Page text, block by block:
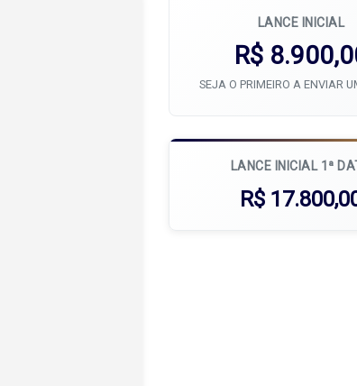
LANCE INICIAL
R$
SEJA O PRIMEIRO A ENVIAR
LANCE INICIAL 1ª
R$